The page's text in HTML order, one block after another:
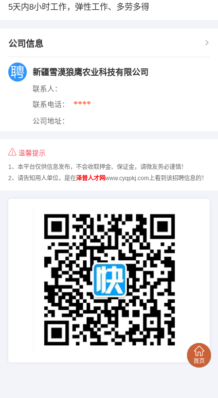
5天内8小时工作，弹性工作、多劳多得
公司信息
新疆雪漠狼鹰农业科技有限公司
联系人：
联系电话： ****
公司地址：
温馨提示
1、本平台仅供信息发布，不会收取押金、保证金，请微友务必谨慎！
2、请告知用人单位，是在泽普人才网www.cyqpkj.com上看到该招聘信息的！